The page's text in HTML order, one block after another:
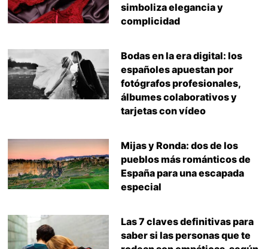
simboliza elegancia y
complicidad
Bodas en la era digital: los
españoles apuestan por
fotógrafos profesionales,
álbumes colaborativos y
tarjetas con vídeo
Mijas y Ronda: dos de los
pueblos más románticos de
España para una escapada
especial
Las 7 claves definitivas para
saber si las personas que te